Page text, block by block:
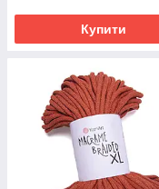
Купити